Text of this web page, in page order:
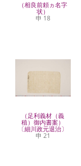
（相良前頼ヵ名字
状）
申 18
（足利義材（義
稙）御内書案）
〔細川政元退治〕
申 21